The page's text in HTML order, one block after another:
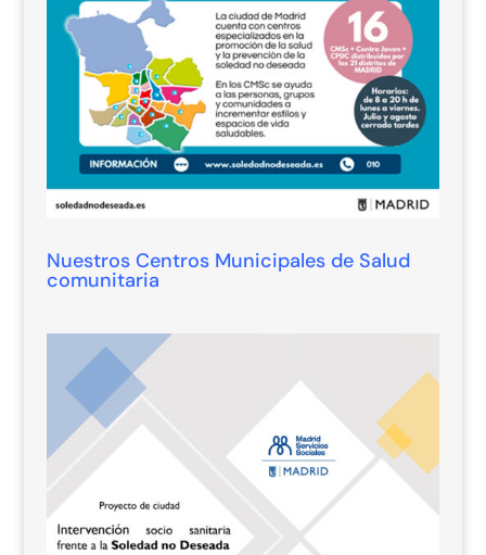
Nuestros Centros Municipales de Salud
comunitaria